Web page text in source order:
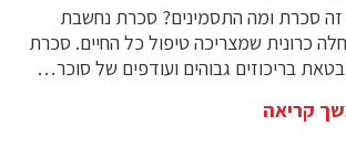
סכרת ומה התסמינים? סכרת נחשבת
כרונית שמצריכה טיפול כל החיים. סכרת
בריכוזים גבוהים ועודפים של סוכר…
קריאה